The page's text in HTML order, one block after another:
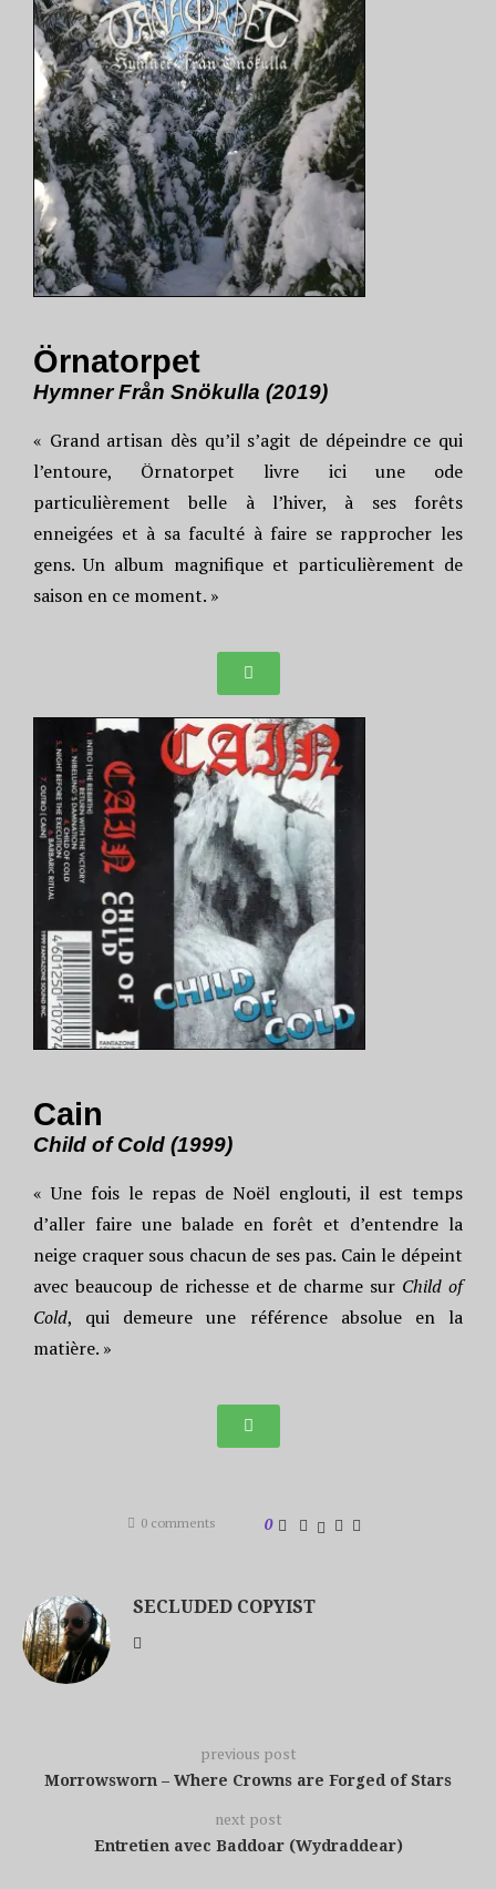
Örnatorpet
Hymner Från Snökulla (2019)
« Grand artisan dès qu’il s’agit de dépeindre ce qui
l’entoure, Örnatorpet livre ici une ode
particulièrement belle à l’hiver, à ses forêts
enneigées et à sa faculté à faire se rapprocher les
gens. Un album magnifique et particulièrement de
saison en ce moment. »
Cain
Child of Cold (1999)
« Une fois le repas de Noël englouti, il est temps
d’aller faire une balade en forêt et d’entendre la
neige craquer sous chacun de ses pas. Cain le dépeint
avec beaucoup de richesse et de charme sur Child of
Cold, qui demeure une référence absolue en la
matière. »
0 comments 0
SECLUDED COPYIST
previous post
Morrowsworn – Where Crowns are Forged of Stars
next post
Entretien avec Baddoar (Wydraddear)